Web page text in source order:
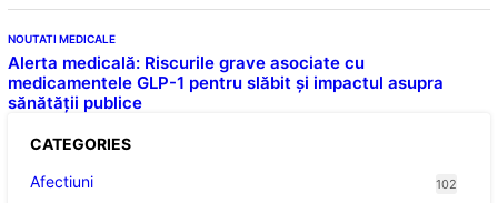
NOUTATI MEDICALE
Alerta medicală: Riscurile grave asociate cu
medicamentele GLP-1 pentru slăbit și impactul asupra
sănătății publice
CATEGORIES
Afectiuni
102